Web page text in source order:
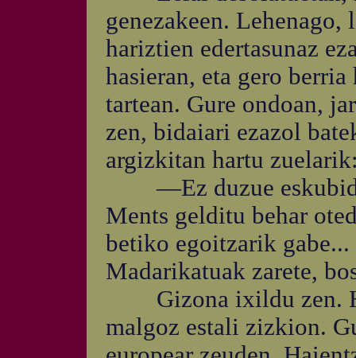
genezakeen.
hariztien edertasunaz
hasieran, eta gero berria
tartean. Gure ondoan,
zen, bidaiari ezazol
argizkitan hartu
—Ez duzue
Ments gelditu behar
betiko egoitzarik
Madarikatuak zarete,
Gizona ixildu zen.
malgoz estali zizkion.